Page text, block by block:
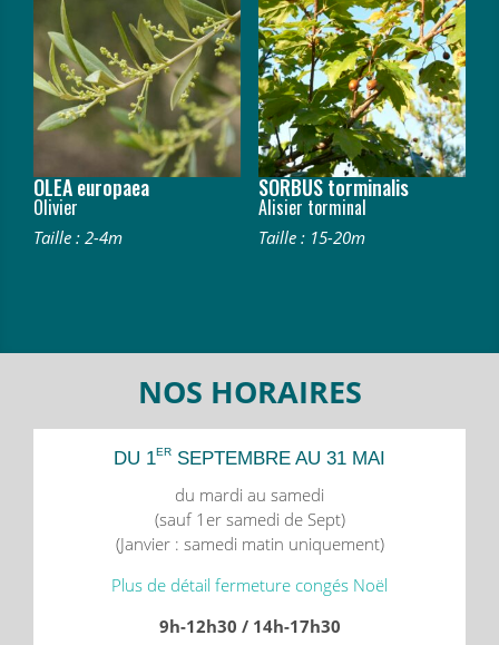
OLEA europaea
Olivier
Taille : 2-4m
SORBUS torminalis
Alisier torminal
Taille : 15-20m
NOS HORAIRES
DU 1ER SEPTEMBRE AU 31 MAI
du mardi au samedi
(sauf 1er samedi de Sept)
(Janvier : samedi matin uniquement)
Plus de détail fermeture congés Noël
9h-12h30 / 14h-17h30